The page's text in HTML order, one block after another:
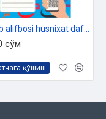
сўм
қўшиш